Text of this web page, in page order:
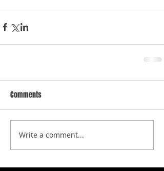
Comments
Write a comment...